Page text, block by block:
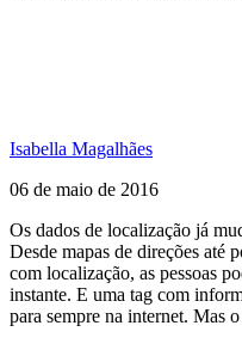
Isabella Magalhães
06 de maio de 2016
Os dados de localização já
Desde mapas de direções até
com localização, as pessoas
instante. E uma tag com
para sempre na internet. Mas